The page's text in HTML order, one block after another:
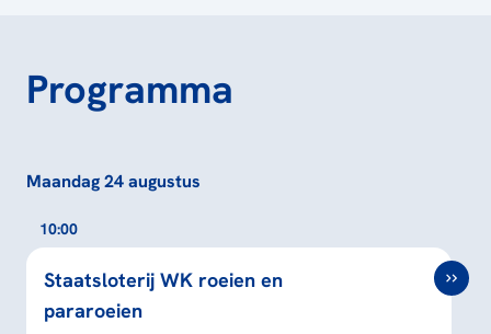
Programma
Maandag 24 augustus
10:00
Staatsloterij WK roeien en
pararoeien